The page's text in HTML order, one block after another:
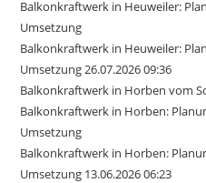
Balkonkraftwerk in Heuweiler:
Umsetzung
Balkonkraftwerk in Heuweiler:
Umsetzung 26.07.2026 09:36
Balkonkraftwerk in Horben vom
Balkonkraftwerk in Horben:
Umsetzung
Balkonkraftwerk in Horben:
Umsetzung 13.06.2026 06:23